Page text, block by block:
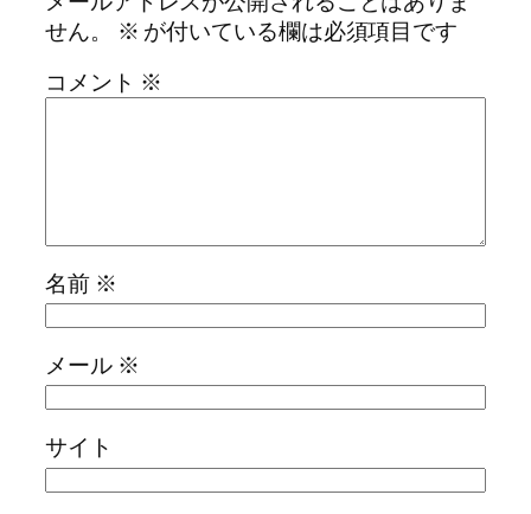
せん。
※ が付いている欄は必須項目です
コメント ※
名前 ※
メール ※
サイト